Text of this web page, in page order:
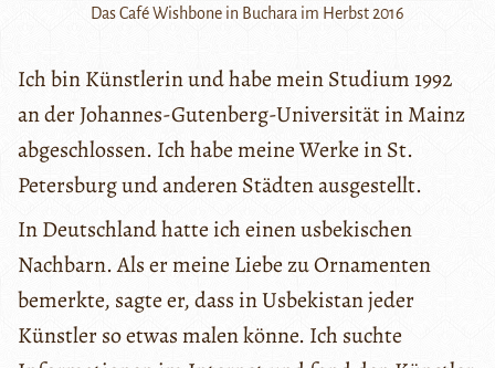
Das Café Wishbone in Buchara im Herbst 2016
Ich bin Künstlerin und habe mein Studium 1992
an der Johannes-Gutenberg-Universität in Mainz
abgeschlossen. Ich habe meine Werke in St.
Petersburg und anderen Städten ausgestellt.
In Deutschland hatte ich einen usbekischen
Nachbarn. Als er meine Liebe zu Ornamenten
bemerkte, sagte er, dass in Usbekistan jeder
Künstler so etwas malen könne. Ich suchte